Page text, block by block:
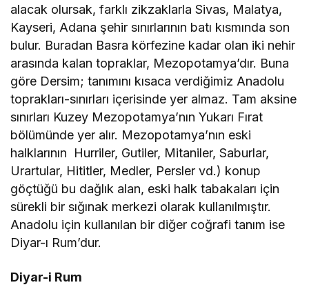
alacak olursak, farklı zikzaklarla Sivas, Malatya,
Kayseri, Adana şehir sınırlarının batı kısmında son
bulur. Buradan Basra körfezine kadar olan iki nehir
arasında kalan topraklar, Mezopotamya’dır. Buna
göre Dersim; tanımını kısaca verdiğimiz Anadolu
toprakları-sınırları içerisinde yer almaz. Tam aksine
sınırları Kuzey Mezopotamya’nın Yukarı Fırat
bölümünde yer alır. Mezopotamya’nın eski
halklarının Hurriler, Gutiler, Mitaniler, Saburlar,
Urartular, Hititler, Medler, Persler vd.) konup
göçtüğü bu dağlık alan, eski halk tabakaları için
sürekli bir sığınak merkezi olarak kullanılmıştır.
Anadolu için kullanılan bir diğer coğrafi tanım ise
Diyar-ı Rum’dur.
Diyar-i Rum